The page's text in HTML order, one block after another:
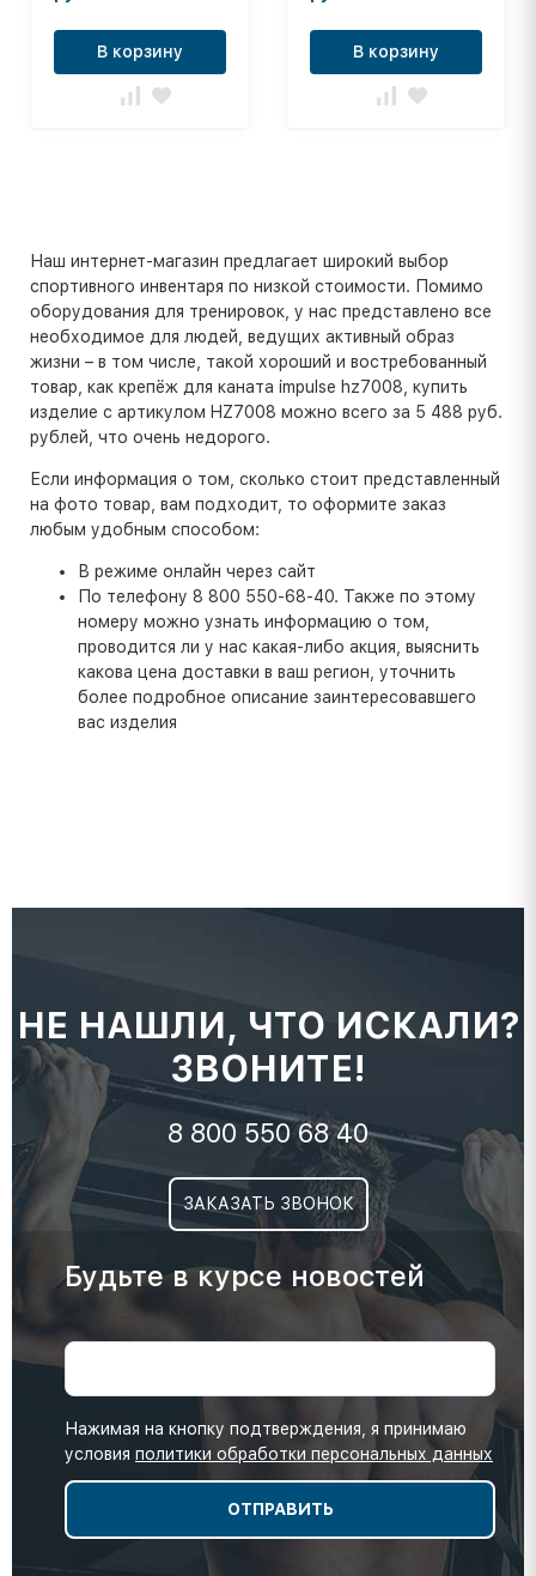
В корзину В корзину
Наш интернет-магазин предлагает широкий выбор
спортивного инвентаря по низкой стоимости. Помимо
оборудования для тренировок, у нас представлено все
необходимое для людей, ведущих активный образ
жизни – в том числе, такой хороший и востребованный
товар, как крепёж для каната impulse hz7008, купить
изделие с артикулом HZ7008 можно всего за 5 488 руб.
рублей, что очень недорого.
Если информация о том, сколько стоит представленный
на фото товар, вам подходит, то оформите заказ
любым удобным способом:
В режиме онлайн через сайт
По телефону 8 800 550-68-40. Также по этому
номеру можно узнать информацию о том,
проводится ли у нас какая-либо акция, выяснить
какова цена доставки в ваш регион, уточнить
более подробное описание заинтересовавшего
вас изделия
НЕ НАШЛИ, ЧТО ИСКАЛИ?
ЗВОНИТЕ!
8 800 550 68 40
ЗАКАЗАТЬ ЗВОНОК
Будьте в курсе новостей
Нажимая на кнопку подтверждения, я принимаю
условия политики обработки персональных данных